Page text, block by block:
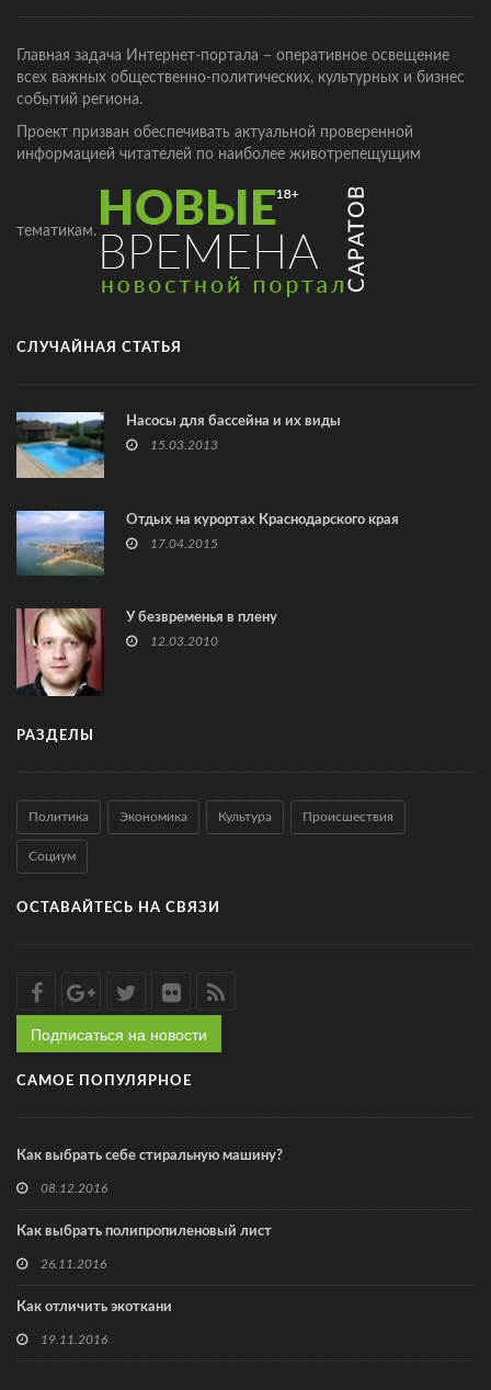
Главная задача Интернет-портала – оперативное освещение
всех важных общественно-политических, культурных и бизнес
событий региона.
Проект призван обеспечивать актуальной проверенной
информацией читателей по наиболее животрепещущим
тематикам.
СЛУЧАЙНАЯ СТАТЬЯ
Насосы для бассейна и их виды
15.03.2013
Отдых на курортах Краснодарского края
17.04.2015
У безвременья в плену
12.03.2010
РАЗДЕЛЫ
Политика Экономика Культура Происшествия
Социум
ОСТАВАЙТЕСЬ НА СВЯЗИ
Подписаться на новости
САМОЕ ПОПУЛЯРНОЕ
Как выбрать себе стиральную машину?
08.12.2016
Как выбрать полипропиленовый лист
26.11.2016
Как отличить экоткани
19.11.2016